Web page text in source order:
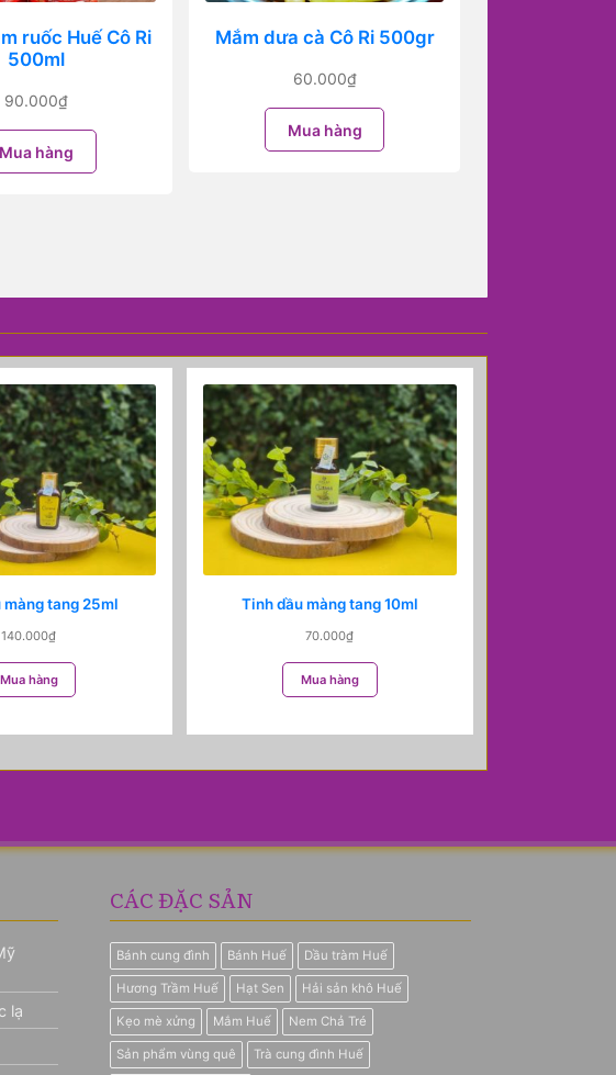
ruốc Huế Cô Ri
500ml
90.000₫
Mua hàng
Mắm dưa cà Cô Ri 500gr
60.000₫
Mua hàng
màng tang 25ml
140.000₫
Mua hàng
Tinh dầu màng tang 10ml
70.000₫
Mua hàng
lạ
CÁC ĐẶC SẢN
Bánh cung đình Bánh Huế Dầu tràm Huế
Hương Trầm Huế Hạt Sen Hải sản khô Huế
Kẹo mè xửng Mắm Huế Nem Chả Tré
Sản phẩm vùng quê Trà cung đình Huế